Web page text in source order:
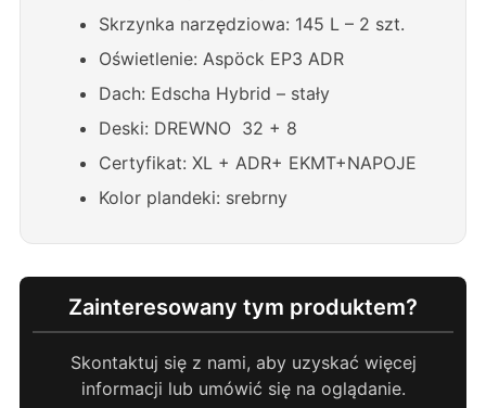
Skrzynka narzędziowa: 145 L – 2 szt.
Oświetlenie: Aspöck EP3 ADR
Dach: Edscha Hybrid – stały
Deski: DREWNO 32 + 8
Certyfikat: XL + ADR+ EKMT+NAPOJE
Kolor plandeki: srebrny
Zainteresowany tym produktem?
Skontaktuj się z nami, aby uzyskać więcej
informacji lub umówić się na oglądanie.